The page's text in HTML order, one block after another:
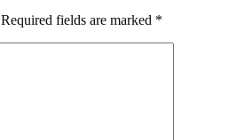
Required fields are marked *